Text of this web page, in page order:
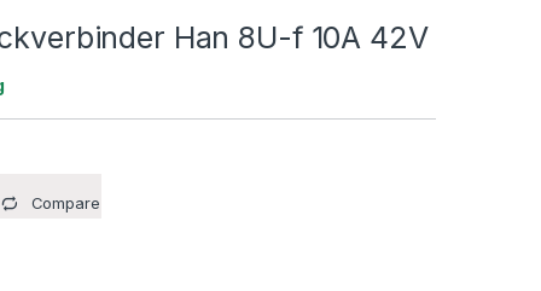
Han 8U-f 10A 42V
Compare